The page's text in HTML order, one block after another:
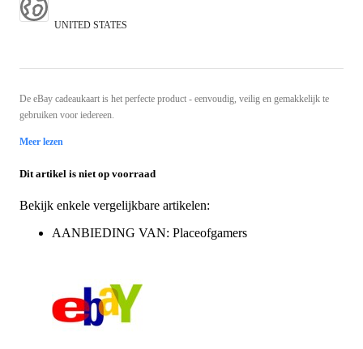
UNITED STATES
De eBay cadeaukaart is het perfecte product - eenvoudig, veilig en gemakkelijk te
gebruiken voor iedereen.
Meer lezen
Dit artikel is niet op voorraad
Bekijk enkele vergelijkbare artikelen:
AANBIEDING VAN: Placeofgamers